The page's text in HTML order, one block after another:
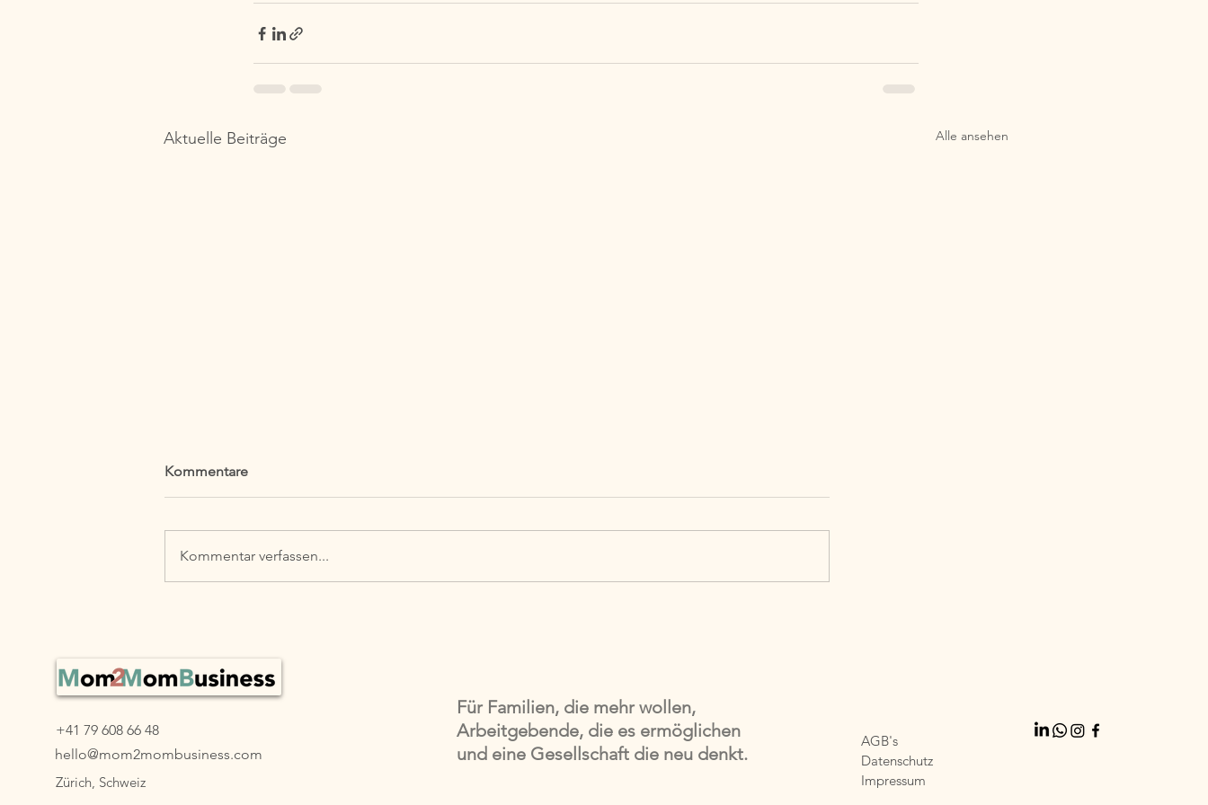
Aktuelle Beiträge Alle ansehen
Einladung zum Umdenken
Kommentare
Kommentar verfassen...
+41 79 608 66 48
hello@mom2mombusiness.com
Zürich, Schweiz
Für Familien, die mehr wollen,
Arbeitgebende, die es ermöglichen
und eine Gesellschaft die neu denkt.
AGB's
Datenschutz
Impressum